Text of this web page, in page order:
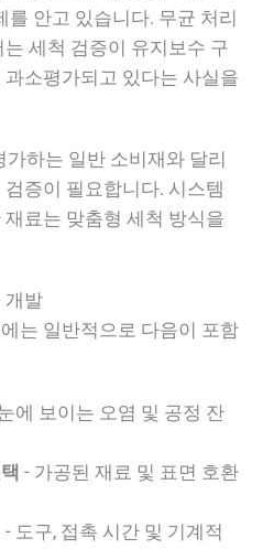
를 안고 있습니다. 무균 처리
세척 검증이 유지보수 구
소평가되고 있다는 사실을
하는 일반 소비재와 달리
증이 필요합니다. 시스템
료는 맞춤형 세척 방식을
개발
는 일반적으로 다음이 포함
에 보이는 오염 및 공정 잔
- 가공된 재료 및 표면 호환
- 도구, 접촉 시간 및 기계적